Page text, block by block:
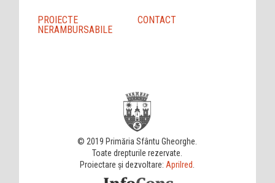
PROIECTE
NERAMBURSABILE
CONTACT
© 2019 Primăria Sfântu Gheorghe.
Toate drepturile rezervate.
Proiectare și dezvoltare: Aprilred